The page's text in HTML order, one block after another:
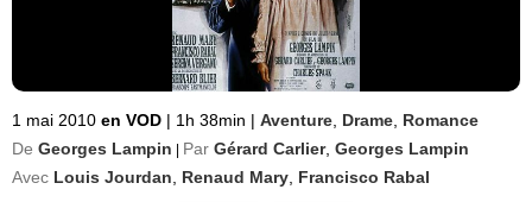
1 mai 2010 en VOD | 1h 38min | Aventure Drame Romance
De Georges Lampin Par Gérard Carlier, Georges Lampin
Avec Louis Jourdan Renaud Mary Francisco Rabal